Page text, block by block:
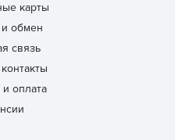
карты
и обмен
связь
оплата